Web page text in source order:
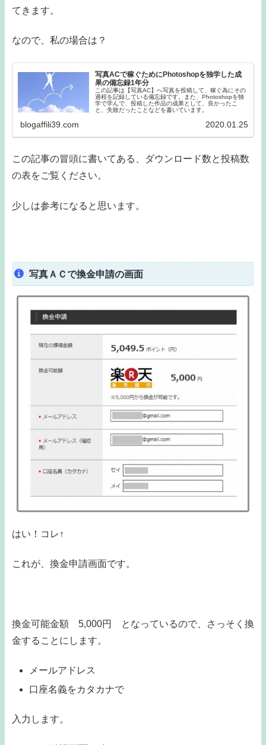
てきます。
なので、私の場合は？
写真ACで稼ぐためにPhotoshopを独学した成
果の備忘録1年分
この記事は【写真AC】へ写真を投稿して、稼ぐ為にその
過程を記録している備忘録です。また、Photoshopを独
学で学んで、投稿した作品の成果として、良かったこ
と、失敗だったことなどを書いています。
blogaffili39.com 2020.01.25
この記事の冒頭に書いてある、ダウンロード数と投稿数
の表をご覧ください。
少しは参考になると思います。
写真ＡＣで換金申請の画面
はい！コレ↑
これが、換金申請画面です。
換金可能金額 5,000円 となっているので、さっそく換
金することにします。
メールアドレス
口座名義をカタカナで
入力します。